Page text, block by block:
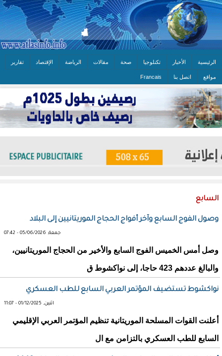
الرئيسية الأخبار تكنلوجيا صحة مقالات الرياضة الإقتصاد تقارير
مواقع اتصل بنا Francais
السابع
وصول الفوج السابع وآخر أفواج الحجاج الموريتانيين إلى البلاد
جمعة, 05/06/2026 - 07:42
وصل أمس الخميس الفوج السابع والأخير من الحجاج الموريتانيين،
والبالغ عددهم 423 حاجا، إلى نواكشوط ق
نواكشوط تستضيف المؤتمر العربي السابع للطب العسكري
اثنين, 01/12/2025 - 11:07
أعلنت القوات المسلحة الموريتانية تنظيم المؤتمر العربي الإقليمي
السابع للطب العسكري بالتزامن مع ال